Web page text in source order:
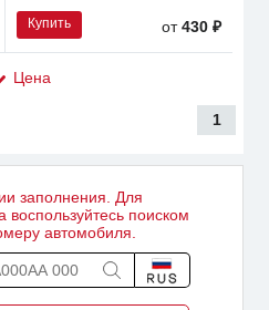
Купить от430 ₽
Цена
1
заполнения. Для
воспользуйтесь поиском
автомобиля.